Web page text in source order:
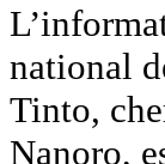
national
Tinto,
Nanoro,